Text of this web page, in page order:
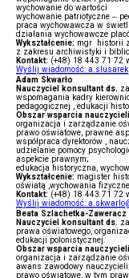
wychowanie do wartości
wychowanie patriotyczne –
praca wychowawcza w
działania wychowawcze
Wykształcenie: mgr historii z
z zakresu archiwistyki i
Kontakt: (+48) 18 443 71 72
Wyślij wiadomość:
Adam Skwarło
Nauczyciel konsultant ds.
wspomagania kadry
pedagogicznej , edukacji
Obszar wsparcia
organizacja i zarządzanie
prawo oświatowe, prawne
współpraca dyrektorów ,
udzielanie pomocy
aspekcie prawnym;
edukacja historyczna,
Wykształcenie: magister
oświatą ,wychowania
Kontakt: (+48) 18 443 71 72
Wyślij wiadomość:
Beata Szlachetka-Zaweracz
Nauczyciel konsultant ds.
prawa oświatowego,
edukacji polonistycznej.
Obszar wsparcia
organizacja i zarządzanie
awans zawodowy nauczycieli;
prawo oświatowe, w tym